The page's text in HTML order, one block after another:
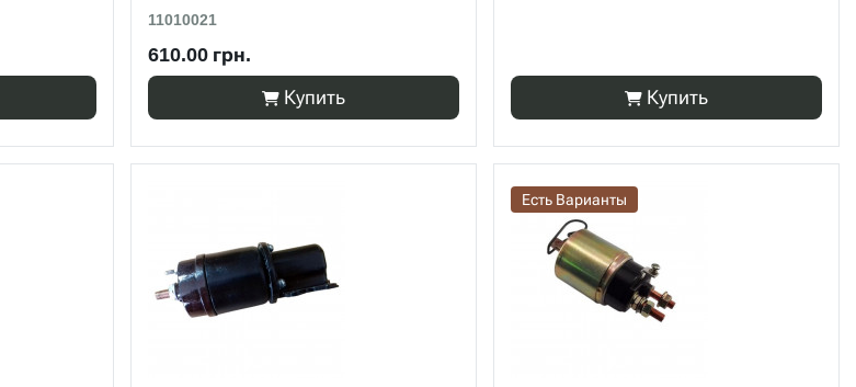
11010021
610.00 грн.
Купить
Купить
Есть Варианты